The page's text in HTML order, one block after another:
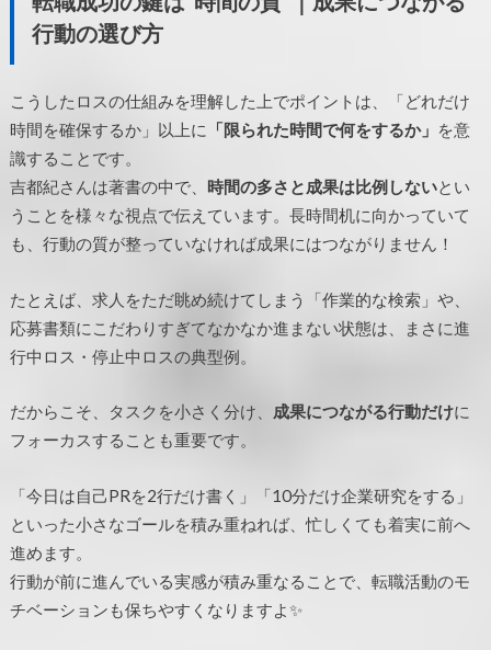
行動の選び方
こうしたロスの仕組みを理解した上でポイントは、「どれだけ
時間を確保するか」以上に
「限られた時間で何をするか」 を意
識することです。
吉都紀さんは著書の中で、 時間の多さと成果は比例しないとい
うことを様々な視点で伝えています。長時間机に向かっていて
も、行動の質が整っていなければ成果にはつながりません！
たとえば、求人をただ眺め続けてしまう「作業的な検索」や、
応募書類にこだわりすぎてなかなか進まない状態は、まさに進
行中ロス・停止中ロスの典型例。
だからこそ、タスクを小さく分け、 成果につながる行動だけに
フォーカスすることも重要です。
「今日は自己PRを2行だけ書く」「10分だけ企業研究をする」
といった小さなゴールを積み重ねれば、忙しくても着実に前へ
進めます。
行動が前に進んでいる実感が積み重なることで、転職活動のモ
チベーションも保ちやすくなりますよ✨